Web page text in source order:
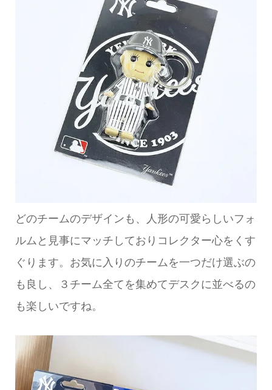
どのチームのデザインも、人形の可愛らしいフォ
ルムと見事にマッチしておりコレクター心をくす
ぐります。お気に入りのチームを一つだけ選ぶの
も良し、３チーム全てを集めてデスクに並べるの
も楽しいですね。